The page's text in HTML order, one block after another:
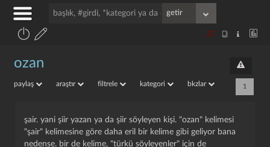
ozan
paylaş araştır filtrele kategori bkzlar 1
şair. yani şiir yazan ya da şiir söyleyen kişi. "ozan" kelimesi
"şair" kelimesine göre daha eril bir kelime gibi geliyor bana
nedense. bir de kelime, "türkü söyleyenler" için de